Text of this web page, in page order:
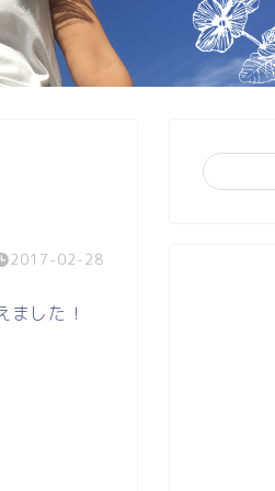
2017-02-28
した！